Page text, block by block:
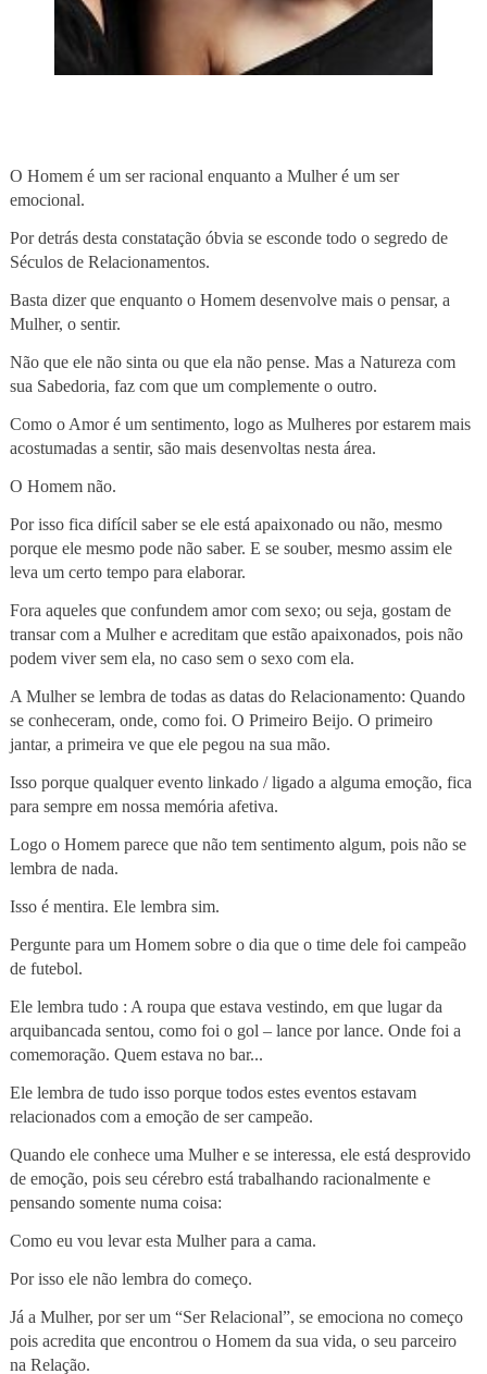
O Homem é um ser racional enquanto a Mulher é um ser
emocional.
Por detrás desta constatação óbvia se esconde todo o segredo de
Séculos de Relacionamentos.
Basta dizer que enquanto o Homem desenvolve mais o pensar, a
Mulher, o sentir.
Não que ele não sinta ou que ela não pense. Mas a Natureza com
sua Sabedoria, faz com que um complemente o outro.
Como o Amor é um sentimento, logo as Mulheres por estarem mais
acostumadas a sentir, são mais desenvoltas nesta área.
O Homem não.
Por isso fica difícil saber se ele está apaixonado ou não, mesmo
porque ele mesmo pode não saber. E se souber, mesmo assim ele
leva um certo tempo para elaborar.
Fora aqueles que confundem amor com sexo; ou seja, gostam de
transar com a Mulher e acreditam que estão apaixonados, pois não
podem viver sem ela, no caso sem o sexo com ela.
A Mulher se lembra de todas as datas do Relacionamento: Quando
se conheceram, onde, como foi. O Primeiro Beijo. O primeiro
jantar, a primeira ve que ele pegou na sua mão.
Isso porque qualquer evento linkado / ligado a alguma emoção, fica
para sempre em nossa memória afetiva.
Logo o Homem parece que não tem sentimento algum, pois não se
lembra de nada.
Isso é mentira. Ele lembra sim.
Pergunte para um Homem sobre o dia que o time dele foi campeão
de futebol.
Ele lembra tudo : A roupa que estava vestindo, em que lugar da
arquibancada sentou, como foi o gol – lance por lance. Onde foi a
comemoração. Quem estava no bar...
Ele lembra de tudo isso porque todos estes eventos estavam
relacionados com a emoção de ser campeão.
Quando ele conhece uma Mulher e se interessa, ele está desprovido
de emoção, pois seu cérebro está trabalhando racionalmente e
pensando somente numa coisa:
Como eu vou levar esta Mulher para a cama.
Por isso ele não lembra do começo.
Já a Mulher, por ser um “Ser Relacional”, se emociona no começo
pois acredita que encontrou o Homem da sua vida, o seu parceiro
na Relação.